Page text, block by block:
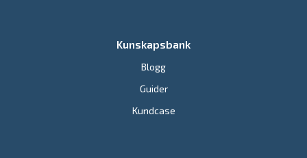
Kunskapsbank
Blogg
Guider
Kundcase